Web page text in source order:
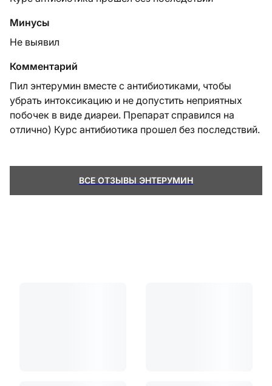
Минусы
Не выявил
Комментарий
Пил энтерумин вместе с антибиотиками, чтобы
убрать интоксикацию и не допустить неприятных
побочек в виде диареи. Препарат справился на
отлично) Курс антибиотика прошел без последствий.
ВСЕ ОТЗЫВЫ ЭНТЕРУМИН